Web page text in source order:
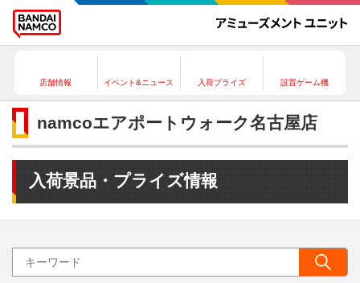
店舗情報 イベント&ニュース 入荷プライズ 設置ゲーム機
namcoエアポートウォーク名古屋店
入荷景品・プライズ情報